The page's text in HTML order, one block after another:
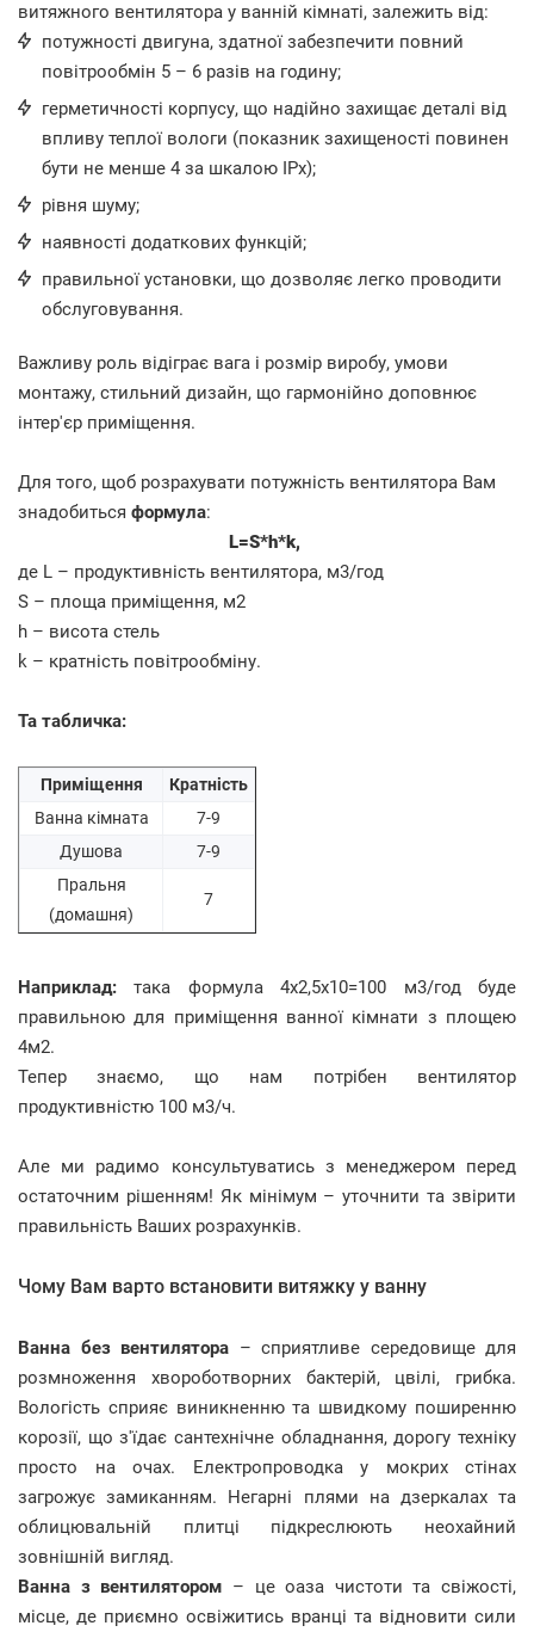
витяжного вентилятора у ванній кімнаті, залежить від:
потужності двигуна, здатної забезпечити повний
повітрообмін 5 – 6 разів на годину;
герметичності корпусу, що надійно захищає деталі від
впливу теплої вологи (показник захищеності повинен
бути не менше 4 за шкалою IPx);
рівня шуму;
наявності додаткових функцій;
правильної установки, що дозволяє легко проводити
обслуговування.
Важливу роль відіграє вага і розмір виробу, умови
монтажу, стильний дизайн, що гармонійно доповнює
інтер'єр приміщення.
Для того, щоб розрахувати потужність вентилятора Вам
знадобиться формула:
L=S*h*k,
де L – продуктивність вентилятора, м3/год
S – площа приміщення, м2
h – висота стель
k – кратність повітрообміну.
Та табличка:
Приміщення
Кратність
Ванна кімната
7-9
Душова
7-9
Пральня
(домашня)
7
Наприклад:така формула 4х2,5х10=100 м3/год буде
правильною для приміщення ванної кімнати з площею
4м2.
Тепер знаємо, що нам потрібен вентилятор
продуктивністю 100 м3/ч.
Але ми радимо консультуватись з менеджером перед
остаточним рішенням! Як мінімум – уточнити та звірити
правильність Ваших розрахунків.
Чому Вам варто встановити витяжку у ванну
Ванна без вентилятора – сприятливе середовище для
розмноження хвороботворних бактерій, цвілі, грибка.
Вологість сприяє виникненню та швидкому поширенню
корозії, що з'їдає сантехнічне обладнання, дорогу техніку
просто на очах. Електропроводка у мокрих стінах
загрожує замиканням. Негарні плями на дзеркалах та
облицювальній плитці підкреслюють неохайний
зовнішній вигляд.
Ванна з вентилятором – це оаза чистоти та свіжості,
місце, де приємно освіжитись вранці та відновити сили